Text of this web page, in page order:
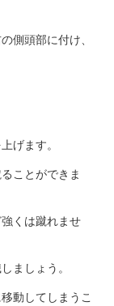
側頭部に付け、
げます。
ことができま
くは蹴れませ
ましょう。
動してしまうこ